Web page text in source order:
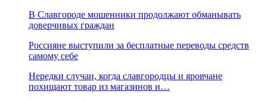
В Славгороде мошенники продолжают обманывать
доверчивых граждан
Россияне выступили за бесплатные переводы средств
самому себе
Нередки случаи, когда славгородцы и яровчане
похищают товар из магазинов и…